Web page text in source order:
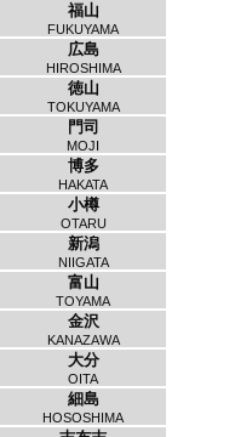
福山
FUKUYAMA
広島
HIROSHIMA
徳山
TOKUYAMA
門司
MOJI
博多
HAKATA
小樽
OTARU
新潟
NIIGATA
富山
TOYAMA
金沢
KANAZAWA
大分
OITA
細島
HOSOSHIMA